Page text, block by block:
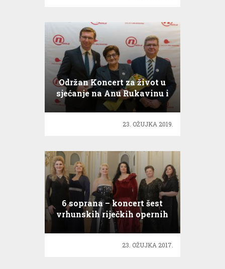
Održan Koncert za život u
sjećanje na Anu Rukavinu i
maestra Šuteja
23. OŽUJKA 2019.
6 soprana – koncert šest
vrhunskih riječkih opernih
umjetnica
23. OŽUJKA 2017.